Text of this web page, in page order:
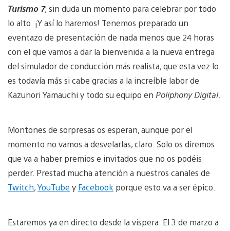
Turismo 7; sin duda un momento para celebrar por todo
lo alto. ¡Y así lo haremos! Tenemos preparado un
eventazo de presentación de nada menos que 24 horas
con el que vamos a dar la bienvenida a la nueva entrega
del simulador de conducción más realista, que esta vez lo
es todavía más si cabe gracias a la increíble labor de
Kazunori Yamauchi y todo su equipo en Poliphony Digital.
Montones de sorpresas os esperan, aunque por el
momento no vamos a desvelarlas, claro. Solo os diremos
que va a haber premios e invitados que no os podéis
perder. Prestad mucha atención a nuestros canales de
Twitch,YouTube y Facebook porque esto va a ser épico.
Estaremos ya en directo desde la víspera. El 3 de marzo a